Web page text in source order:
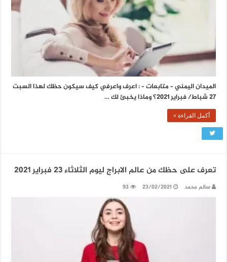
الميدان اليمني – متابعات – : اعرف واعرفي كيف سيكون حظك لهذا السبت
27 شباط/ فبراير 2021؟ وماذا يخبئ لك …
أكمل القراءة »
تعرف على حظك من عالم الابراج ليوم الثلاثاء 23 فبراير 2021
سالم محمد 23/02/2021
93